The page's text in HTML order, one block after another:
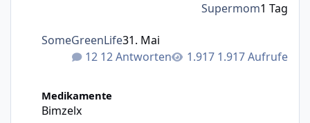
12 Antworten 1.917 Aufrufe
SomeGreenLife31. Mai
Supermom1 Tag
Medikamente
Bimzelx